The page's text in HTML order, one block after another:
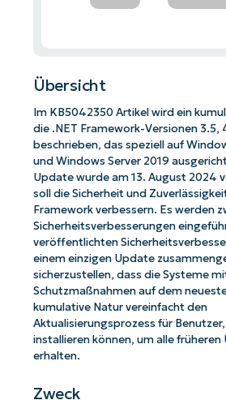
Übersicht
Im KB5042350 Artikel wird ein
die .NET Framework-Versionen 3.5,
beschrieben, das speziell auf
und Windows Server 2019
Update wurde am 13. August 2024
soll die Sicherheit und
Framework verbessern. Es werden
Sicherheitsverbesserungen
veröffentlichten
einem einzigen Update
sicherzustellen, dass die Systeme
Schutzmaßnahmen auf dem
kumulative Natur vereinfacht den
Aktualisierungsprozess für
installieren können, um alle früheren
erhalten.
Zweck